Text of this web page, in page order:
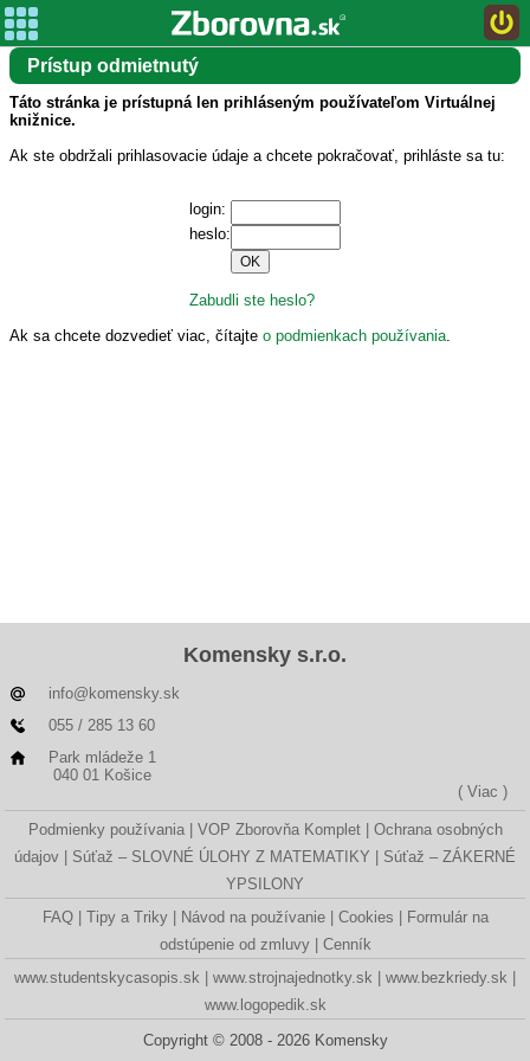
Prístup odmietnutý
Táto stránka je prístupná len prihláseným používateľom Virtuálnej
knižnice.
Ak ste obdržali prihlasovacie údaje a chcete pokračovať, prihláste sa tu:
login:
heslo:
Zabudli ste heslo?
Ak sa chcete dozvedieť viac, čítajte o podmienkach používania.
Komensky s.r.o.
info@komensky.sk
055 / 285 13 60
Park mládeže 1
040 01 Košice
( Viac )
Podmienky používania VOP Zborovňa Komplet
Ochrana osobných
údajov
Súťaž – SLOVNÉ ÚLOHY Z MATEMATIKY
Súťaž – ZÁKERNÉ
YPSILONY
FAQ
Tipy a Triky Návod na používanie Cookies
Formulár na
odstúpenie od zmluvy
Cenník
www.studentskycasopis.sk
www.strojnajednotky.sk
www.bezkriedy.sk
www.logopedik.sk
Copyright © 2008 - 2026 Komensky